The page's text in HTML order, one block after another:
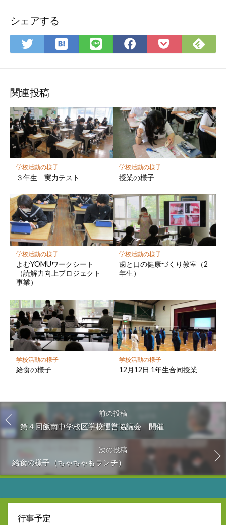
シェアする
Twitter
で
ア
は
て
ク
マ
ー
ク
に
存
LINE
で
Facebook
で
Pocket
に
で
関連投稿
学校活動の様子
３年生 実力テスト
学校活動の様子
授業の様子
学校活動の様子
よむYOMUワークシート
（読解力向上プロジェクト
事業）
学校活動の様子
歯と口の健康づくり教室（2
年生）
学校活動の様子
給食の様子
学校活動の様子
12月12日 1年生合同授業
前の投稿
第４回飯南中学校区学校運営協議会 開催
次の投稿
給食の様子（ちゃちゃもランチ）
行事予定